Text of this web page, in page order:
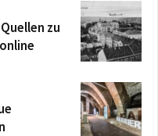
zu